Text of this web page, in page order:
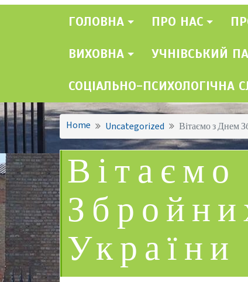
ГОЛОВНА ПРО НАС
ВИХОВНА УЧНІВСЬКИЙ
СОЦІАЛЬНО-ПСИХОЛОГІЧНА
Home Uncategorized Вітаємо з Днем
України